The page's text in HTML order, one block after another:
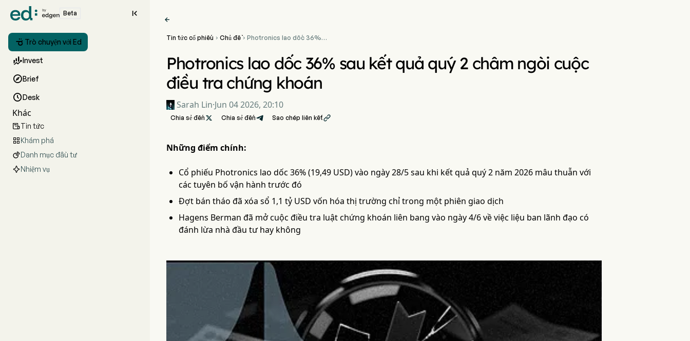
Beta 
 Trò chuyện với Ed
Invest
Brief
Desk
Khác
Tin tức
Khám phá
Danh mục đầu tư
Nhiệm vụ

Tin tức cổ phiếu  Chủ đề Photronics lao dốc 36%
ngòi cuộc điều tra chứng
khoán
Photronics lao dốc 36% sau kết quả quý 2 châm ngòi cuộc
điều tra chứng khoán
Sarah Lin·Jun 04 2026, 20:10
Chia sẻ đến  Chia sẻ đến Sao chép liên kết
Những điểm chính:
Cổ phiếu Photronics lao dốc 36% (19,49 USD) vào ngày 28/5 sau khi kết quả quý 2 năm 2026 mâu thuẫn với
các tuyên bố vận hành trước đó
Đợt bán tháo đã xóa sổ 1,1 tỷ USD vốn hóa thị trường chỉ trong một phiên giao dịch
Hagens Berman đã mở cuộc điều tra luật chứng khoán liên bang vào ngày 4/6 về việc liệu ban lãnh đạo có
đánh lừa nhà đầu tư hay không